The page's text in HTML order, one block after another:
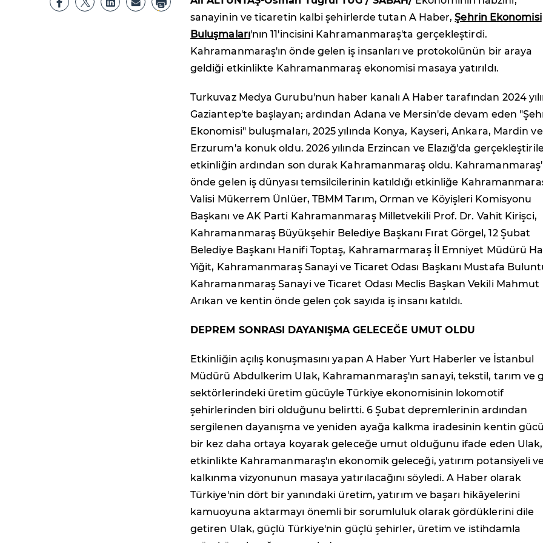
sanayinin ve ticaretin kalbi şehirlerde tutan A Haber,Şehrin Ekonomisi
Buluşmaları'nın 11'incisini Kahramanmaraş'ta gerçekleştirdi.
Kahramanmaraş'ın önde gelen iş insanları ve protokolünün bir araya
geldiği etkinlikte Kahramanmaraş ekonomisi masaya yatırıldı.
Turkuvaz Medya Gurubu'nun haber kanalı A Haber tarafından 2024
Gaziantep'te başlayan; ardından Adana ve Mersin'de devam eden
Ekonomisi" buluşmaları, 2025 yılında Konya, Kayseri, Ankara, Mardin ve
Erzurum'a konuk oldu. 2026 yılında Erzincan ve Elazığ'da
etkinliğin ardından son durak Kahramanmaraş oldu.
önde gelen iş dünyası temsilcilerinin katıldığı etkinliğe
Valisi Mükerrem Ünlüer, TBMM Tarım, Orman ve Köyişleri Komisyonu
Başkanı ve AK Parti Kahramanmaraş Milletvekili Prof. Dr. Vahit Kirişci,
Kahramanmaraş Büyükşehir Belediye Başkanı Fırat Görgel, 12 Şubat
Belediye Başkanı Hanifi Toptaş, Kahramarmaraş İl Emniyet Müdürü
Yiğit, Kahramanmaraş Sanayi ve Ticaret Odası Başkanı Mustafa
Kahramanmaraş Sanayi ve Ticaret Odası Meclis Başkan Vekili Mahmut
Arıkan ve kentin önde gelen çok sayıda iş insanı katıldı.
DEPREM SONRASI DAYANIŞMA GELECEĞE UMUT OLDU
Etkinliğin açılış konuşmasını yapan A Haber Yurt Haberler ve İstanbul
Müdürü Abdulkerim Ulak, Kahramanmaraş'ın sanayi, tekstil, tarım ve
sektörlerindeki üretim gücüyle Türkiye ekonomisinin lokomotif
şehirlerinden biri olduğunu belirtti. 6 Şubat depremlerinin ardından
sergilenen dayanışma ve yeniden ayağa kalkma iradesinin kentin
bir kez daha ortaya koyarak geleceğe umut olduğunu ifade eden Ulak,
etkinlikte Kahramanmaraş'ın ekonomik geleceği, yatırım potansiyeli ve
kalkınma vizyonunun masaya yatırılacağını söyledi. A Haber olarak
Türkiye'nin dört bir yanındaki üretim, yatırım ve başarı hikâyelerini
kamuoyuna aktarmayı önemli bir sorumluluk olarak gördüklerini dile
getiren Ulak, güçlü Türkiye'nin güçlü şehirler, üretim ve istihdamla